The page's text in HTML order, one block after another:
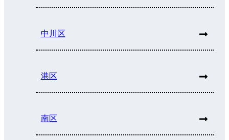
中川区
港区
南区